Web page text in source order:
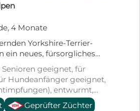
4 Monate
Yorkshire-Terrier-
ein neues, fürsorgliches
Die Kleinen sind verspielt,
und wachsen
auf. -Gesund und
gut sozialisiert -Verspielt
für Familien, Paare oder
geeignet, für
Hundeanfänger geeignet,
entwurmt,
Welpenwurf
Geprüfter Züchter